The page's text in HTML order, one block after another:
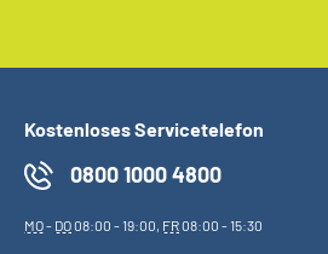
Kostenloses Servicetelefon
0800 1000 4800
MO- DO08:00 - 19:00, FR08:00 - 15:30